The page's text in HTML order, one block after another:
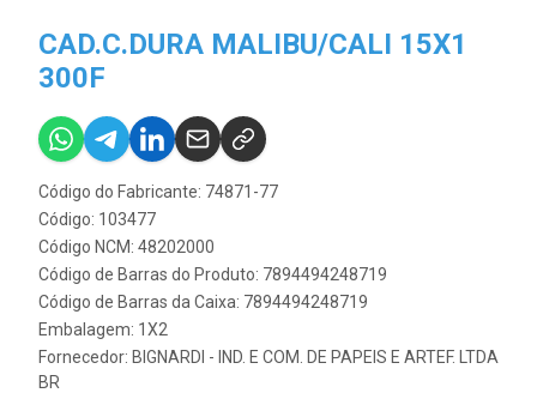
CAD.C.DURA MALIBU/CALI 15X1
300F
Código do Fabricante: 74871-77
Código: 103477
Código NCM: 48202000
Código de Barras do Produto: 7894494248719
Código de Barras da Caixa: 7894494248719
Embalagem: 1X2
Fornecedor: BIGNARDI - IND. E COM. DE PAPEIS E ARTEF. LTDA
BR